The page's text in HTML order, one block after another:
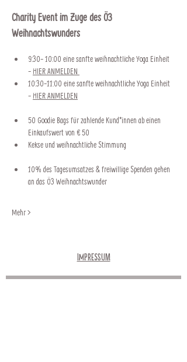
Charity Event im Zuge des Ö3
Weihnachtswunders
9:30- 10:00 eine sanfte weihnachtliche Yoga Einheit
- HIER ANMELDEN
10:30-11:00 eine sanfte weihnachtliche Yoga Einheit
- HIER ANMELDEN
50 Goodie Bags für zahlende Kund*innen ab einen
Einkaufswert von € 50
Kekse und weihnachtliche Stimmung
10% des Tagesumsatzes & freiwillige Spenden gehen
an das Ö3 Weihnachtswunder
Mehr >
Impressum